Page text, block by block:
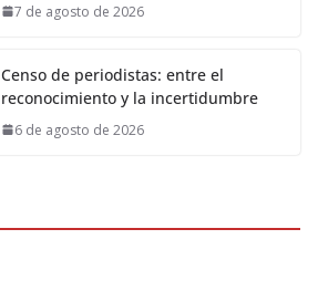
7 de agosto de 2026
Censo de periodistas: entre el
reconocimiento y la incertidumbre
6 de agosto de 2026